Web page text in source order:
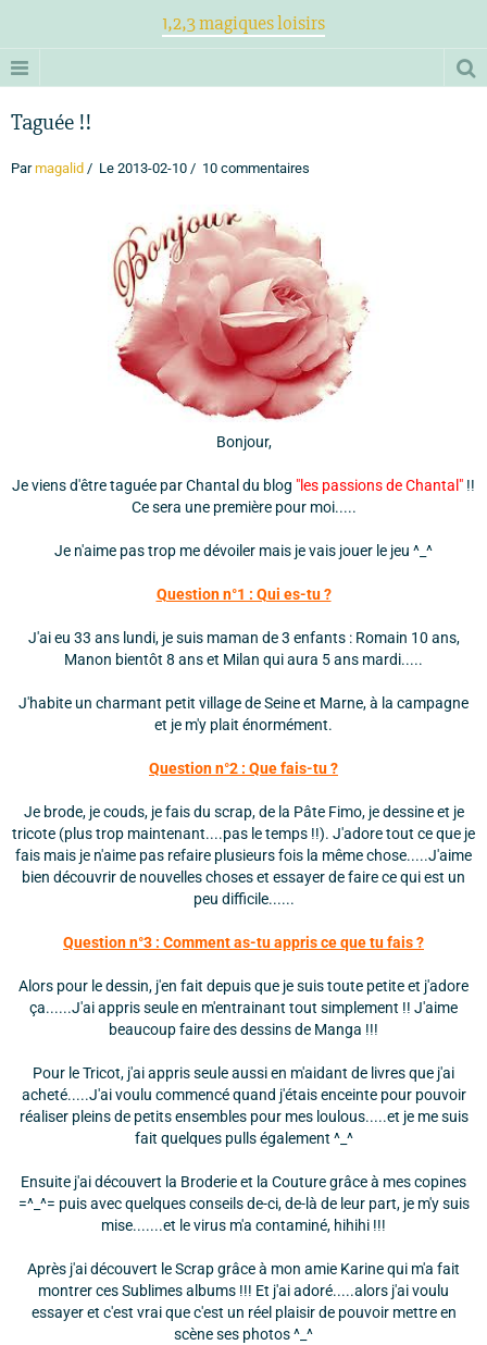
1,2,3 magiques loisirs
Taguée !!
Parmagalid Le 2013-02-10 10 commentaires
Bonjour,
Je viens d'être taguée par Chantal du blog "les passions de Chantal" !!
Ce sera une première pour moi.....
Je n'aime pas trop me dévoiler mais je vais jouer le jeu ^_^
Question n°1 : Qui es-tu ?
J'ai eu 33 ans lundi, je suis maman de 3 enfants : Romain 10 ans,
Manon bientôt 8 ans et Milan qui aura 5 ans mardi.....
J'habite un charmant petit village de Seine et Marne, à la campagne
et je m'y plait énormément.
Question n°2 : Que fais-tu ?
Je brode, je couds, je fais du scrap, de la Pâte Fimo, je dessine et je
tricote (plus trop maintenant....pas le temps !!). J'adore tout ce que je
fais mais je n'aime pas refaire plusieurs fois la même chose.....J'aime
bien découvrir de nouvelles choses et essayer de faire ce qui est un
peu difficile......
Question n°3 : Comment as-tu appris ce que tu fais ?
Alors pour le dessin, j'en fait depuis que je suis toute petite et j'adore
ça......J'ai appris seule en m'entrainant tout simplement !! J'aime
beaucoup faire des dessins de Manga !!!
Pour le Tricot, j'ai appris seule aussi en m'aidant de livres que j'ai
acheté.....J'ai voulu commencé quand j'étais enceinte pour pouvoir
réaliser pleins de petits ensembles pour mes loulous.....et je me suis
fait quelques pulls également ^_^
Ensuite j'ai découvert la Broderie et la Couture grâce à mes copines
=^_^= puis avec quelques conseils de-ci, de-là de leur part, je m'y suis
mise.......et le virus m'a contaminé, hihihi !!!
Après j'ai découvert le Scrap grâce à mon amie Karine qui m'a fait
montrer ces Sublimes albums !!! Et j'ai adoré.....alors j'ai voulu
essayer et c'est vrai que c'est un réel plaisir de pouvoir mettre en
scène ses photos ^_^